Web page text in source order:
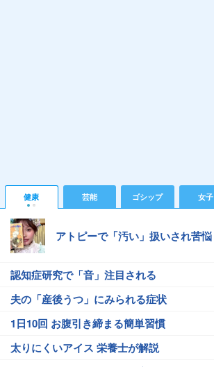
健康 芸能 ゴシップ 女子
アトピーで「汚い」扱いされ苦悩
認知症研究で「音」注目される
夫の「産後うつ」にみられる症状
1日10回 お腹引き締まる簡単習慣
太りにくいアイス 栄養士が解説